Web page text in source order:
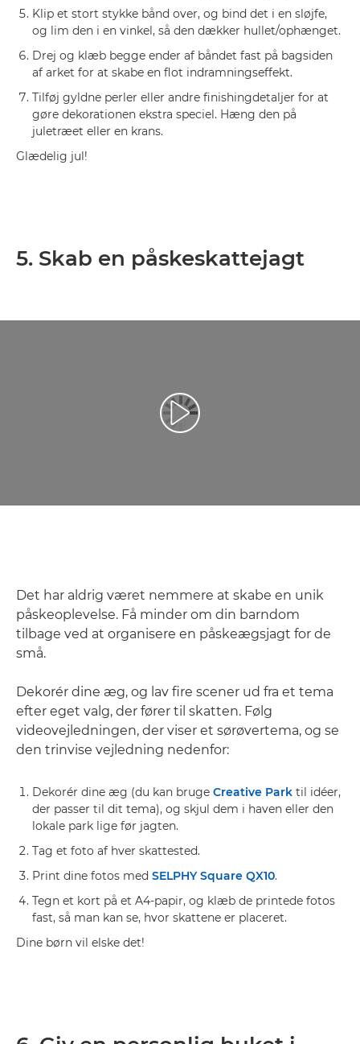
Klip et stort stykke bånd over, og bind det i en sløjfe,
og lim den i en vinkel, så den dækker hullet/ophænget.
Drej og klæb begge ender af båndet fast på bagsiden
af arket for at skabe en flot indramningseffekt.
Tilføj gyldne perler eller andre finishingdetaljer for at
gøre dekorationen ekstra speciel. Hæng den på
juletræet eller en krans.
Glædelig jul!
5. Skab en påskeskattejagt
Afspil video
Det har aldrig været nemmere at skabe en unik
påskeoplevelse. Få minder om din barndom
tilbage ved at organisere en påskeægsjagt for de
små.
Dekorér dine æg, og lav fire scener ud fra et tema
efter eget valg, der fører til skatten. Følg
videovejledningen, der viser et sørøvertema, og se
den trinvise vejledning nedenfor:
Dekorér dine æg (du kan bruge Creative Park til idéer,
der passer til dit tema), og skjul dem i haven eller den
lokale park lige før jagten.
Tag et foto af hver skattested.
Print dine fotos med SELPHY Square QX10.
Tegn et kort på et A4-papir, og klæb de printede fotos
fast, så man kan se, hvor skattene er placeret.
Dine børn vil elske det!